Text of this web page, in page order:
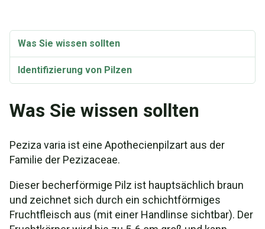
Was Sie wissen sollten
Identifizierung von Pilzen
Was Sie wissen sollten
Peziza varia ist eine Apothecienpilzart aus der
Familie der Pezizaceae.
Dieser becherförmige Pilz ist hauptsächlich braun
und zeichnet sich durch ein schichtförmiges
Fruchtfleisch aus (mit einer Handlinse sichtbar). Der